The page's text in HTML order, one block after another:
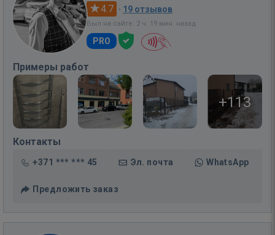
4.7 · 19 отзывов
Был на сайте: 2 ч. 19 мин. назад
PRO
Примеры работ
+113
Контакты
+371 *** *** 45 Эл. почта WhatsApp
Предложить заказ